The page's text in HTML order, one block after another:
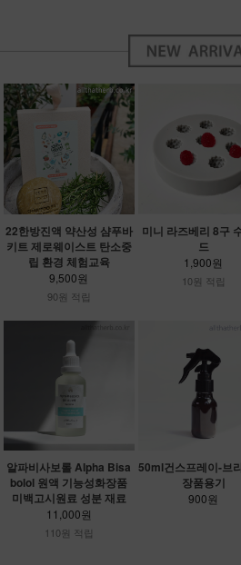
22한방진액 약산성 샴푸바
키트 제로웨이스트 탄소중
립 환경 체험교육
9,500원
90원 적립
미니 라즈베리 8구
드
1,900원
10원 적립
알파비사보롤 Alpha Bisa
bolol 원액 기능성화장품
미백고시원료 성분 재료
11,000원
110원 적립
50ml건스프레이-브
장품용기
900원